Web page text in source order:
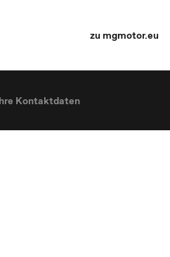
zu mgmotor.eu
Kontaktdaten